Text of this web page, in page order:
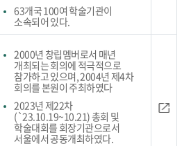
63개국 100여 학술기관이
소속되어 있다.
2000년 창립멤버로서 매년
개최되는 회의에 적극적으로
참가하고 있으며, 2004년 제4차
회의를 본원이 주최하였다
2023년 제22차
(`23.10.19~10.21) 총회 및
학술대회를 회장기관으로서
서울에서 공동개최하였다.